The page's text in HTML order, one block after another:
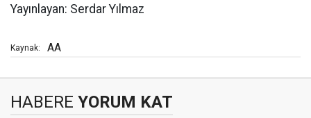
Yayınlayan: Serdar Yılmaz
Kaynak: AA
HABERE YORUM KAT